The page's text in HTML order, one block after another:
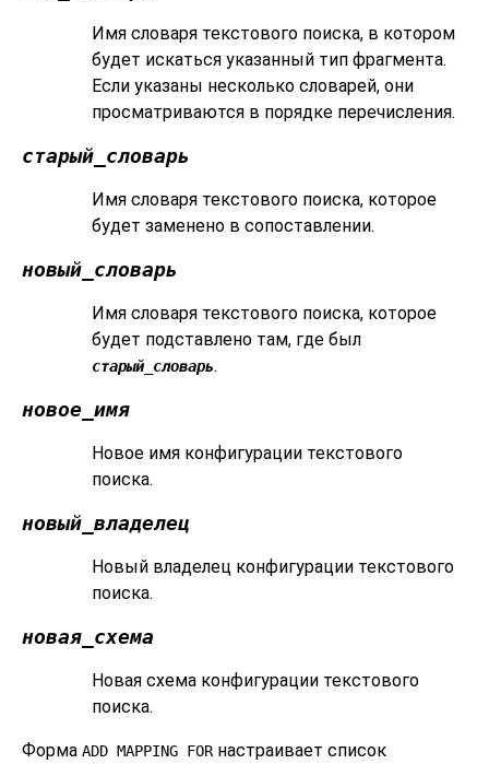
Имя словаря текстового поиска, в котором
будет искаться указанный тип фрагмента.
Если указаны несколько словарей, они
просматриваются в порядке перечисления.
старый_словарь
Имя словаря текстового поиска, которое
будет заменено в сопоставлении.
новый_словарь
Имя словаря текстового поиска, которое
будет подставлено там, где был
старый_словарь.
новое_имя
Новое имя конфигурации текстового
поиска.
новый_владелец
Новый владелец конфигурации текстового
поиска.
новая_схема
Новая схема конфигурации текстового
поиска.
Форма ADD MAPPING FOR настраивает список